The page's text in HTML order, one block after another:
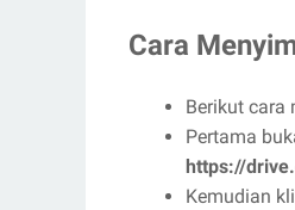
Cara
Berikut cara
Pertama
https://
Kemudian